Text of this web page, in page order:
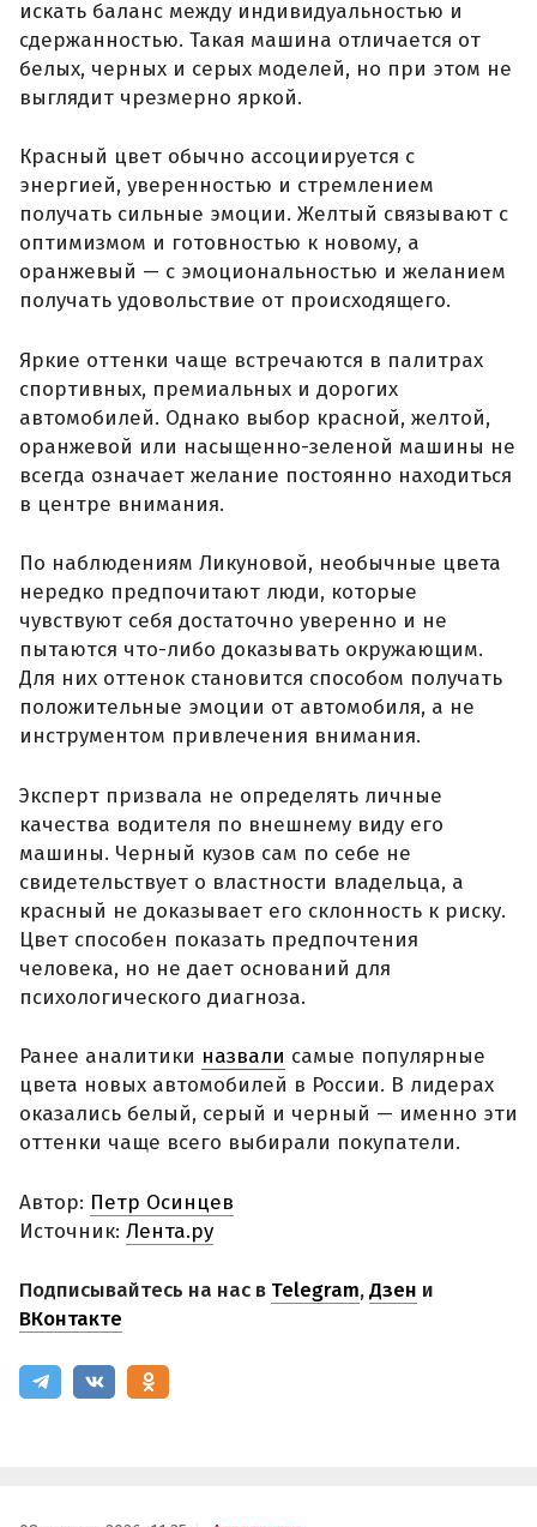
искать баланс между индивидуальностью и
сдержанностью. Такая машина отличается от
белых, черных и серых моделей, но при этом не
выглядит чрезмерно яркой.
Красный цвет обычно ассоциируется с
энергией, уверенностью и стремлением
получать сильные эмоции. Желтый связывают с
оптимизмом и готовностью к новому, а
оранжевый — с эмоциональностью и желанием
получать удовольствие от происходящего.
Яркие оттенки чаще встречаются в палитрах
спортивных, премиальных и дорогих
автомобилей. Однако выбор красной, желтой,
оранжевой или насыщенно-зеленой машины не
всегда означает желание постоянно находиться
в центре внимания.
По наблюдениям Ликуновой, необычные цвета
нередко предпочитают люди, которые
чувствуют себя достаточно уверенно и не
пытаются что-либо доказывать окружающим.
Для них оттенок становится способом получать
положительные эмоции от автомобиля, а не
инструментом привлечения внимания.
Эксперт призвала не определять личные
качества водителя по внешнему виду его
машины. Черный кузов сам по себе не
свидетельствует о властности владельца, а
красный не доказывает его склонность к риску.
Цвет способен показать предпочтения
человека, но не дает оснований для
психологического диагноза.
Ранее аналитики назвали самые популярные
цвета новых автомобилей в России. В лидерах
оказались белый, серый и черный — именно эти
оттенки чаще всего выбирали покупатели.
Автор: Петр Осинцев
Источник: Лента.ру
Подписывайтесь на нас в Telegram,Дзен и
ВКонтакте